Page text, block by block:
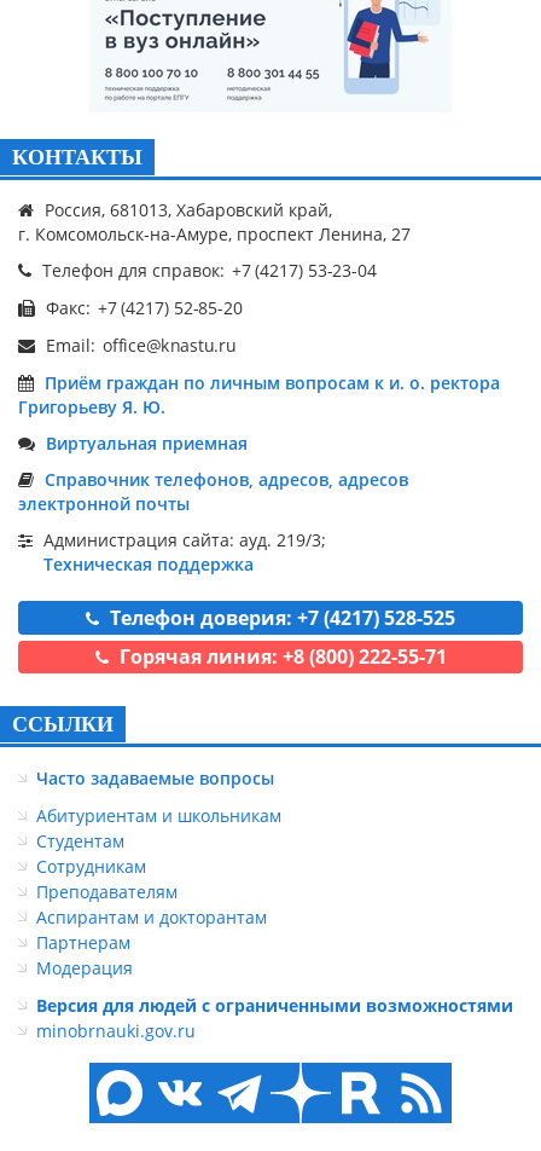
КОНТАКТЫ
Россия, 681013, Хабаровский край,
г. Комсомольск-на-Амуре, проспект Ленина, 27
Телефон для справок:
Факс:
Email:
Приём граждан по личным вопросам к и. о. ректора
Григорьеву Я. Ю.
Виртуальная приемная
Справочник телефонов, адресов, адресов
электронной почты
Администрация сайта: ауд. 219/3;
Техническая поддержка
Телефон доверия: +7 (4217) 528-525
Горячая линия: +8 (800) 222-55-71
ССЫЛКИ
Часто задаваемые вопросы
Абитуриентам и школьникам
Студентам
Сотрудникам
Преподавателям
Аспирантам и докторантам
Партнерам
Модерация
Версия для людей с ограниченными возможностями
minobrnauki.gov.ru